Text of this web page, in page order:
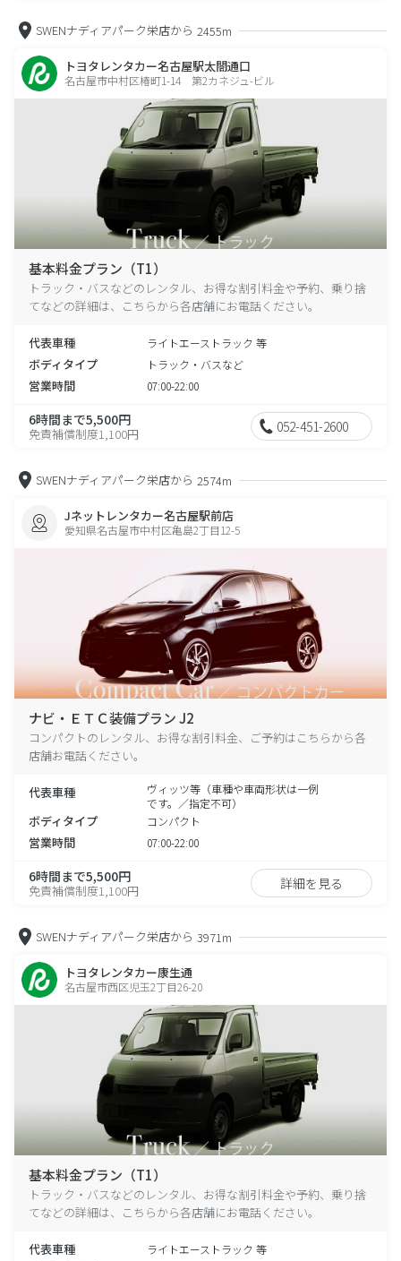
SWENナディアパーク栄店から 2455m
トヨタレンタカー名古屋駅太閤通口
名古屋市中村区椿町1-14 第2カネジュ-ビル
基本料金プラン（T1）
トラック・バスなどのレンタル、お得な割引料金や予約、乗り捨
てなどの詳細は、こちらから各店舗にお電話ください。
代表車種 ライトエーストラック 等
ボディタイプ トラック・バスなど
営業時間 07:00-22:00
6時間まで5,500円
免責補償制度1,100円 052-451-2600
SWENナディアパーク栄店から 2574m
Jネットレンタカー名古屋駅前店
愛知県名古屋市中村区亀島2丁目12-5
ナビ・ＥＴＣ装備プラン J2
コンパクトのレンタル、お得な割引料金、ご予約はこちらから各
店舗お電話ください。
代表車種
ヴィッツ等（車種や車両形状は一例
です。／指定不可）
ボディタイプ コンパクト
営業時間 07:00-22:00
6時間まで5,500円
免責補償制度1,100円 詳細を見る
SWENナディアパーク栄店から 3971m
トヨタレンタカー康生通
名古屋市西区児玉2丁目26-20
基本料金プラン（T1）
トラック・バスなどのレンタル、お得な割引料金や予約、乗り捨
てなどの詳細は、こちらから各店舗にお電話ください。
代表車種 ライトエーストラック 等